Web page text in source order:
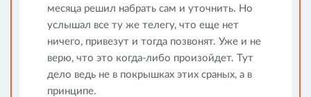
месяца решил набрать сам и уточнить. Но
услышал все ту же телегу, что еще нет
ничего, привезут и тогда позвонят. Уже и не
верю, что это когда-либо произойдет. Тут
дело ведь не в покрышках этих сраных, а в
принципе.